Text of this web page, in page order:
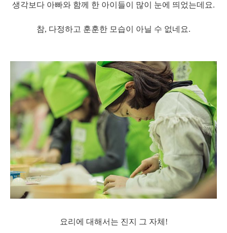
생각보다 아빠와 함께 한 아이들이 많이 눈에 띄었는데요.
참, 다정하고 훈훈한 모습이 아닐 수 없네요.
요리에 대해서는 진지 그 자체!